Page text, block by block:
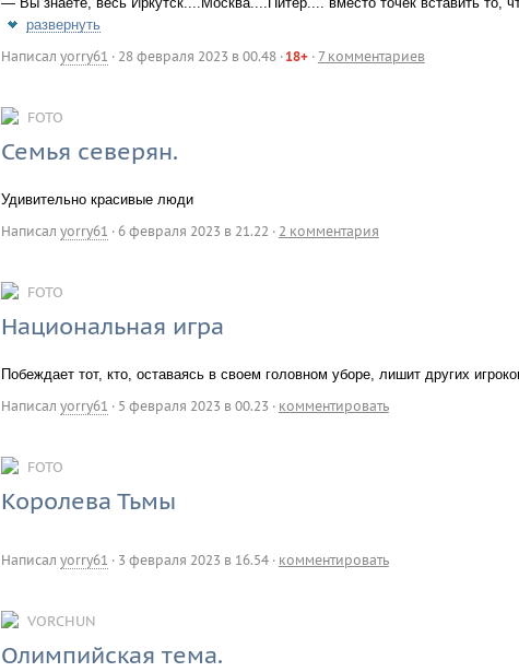
развернуть
Написал yorry61 · 28 февраля 2023 в 00.48· 18+· 7 комментариев
FOTO
Семья северян.
Удивительно красивые люди
Написал yorry61 · 6 февраля 2023 в 21.22 · 2 комментария
FOTO
Национальная игра
Побеждает тот, кто, оставаясь в своем головном уборе, лишит других
Написал yorry61 · 5 февраля 2023 в 00.23 · комментировать
FOTO
Королева Тьмы
Написал yorry61 · 3 февраля 2023 в 16.54· комментировать
VORCHUN
Олимпийская тема.